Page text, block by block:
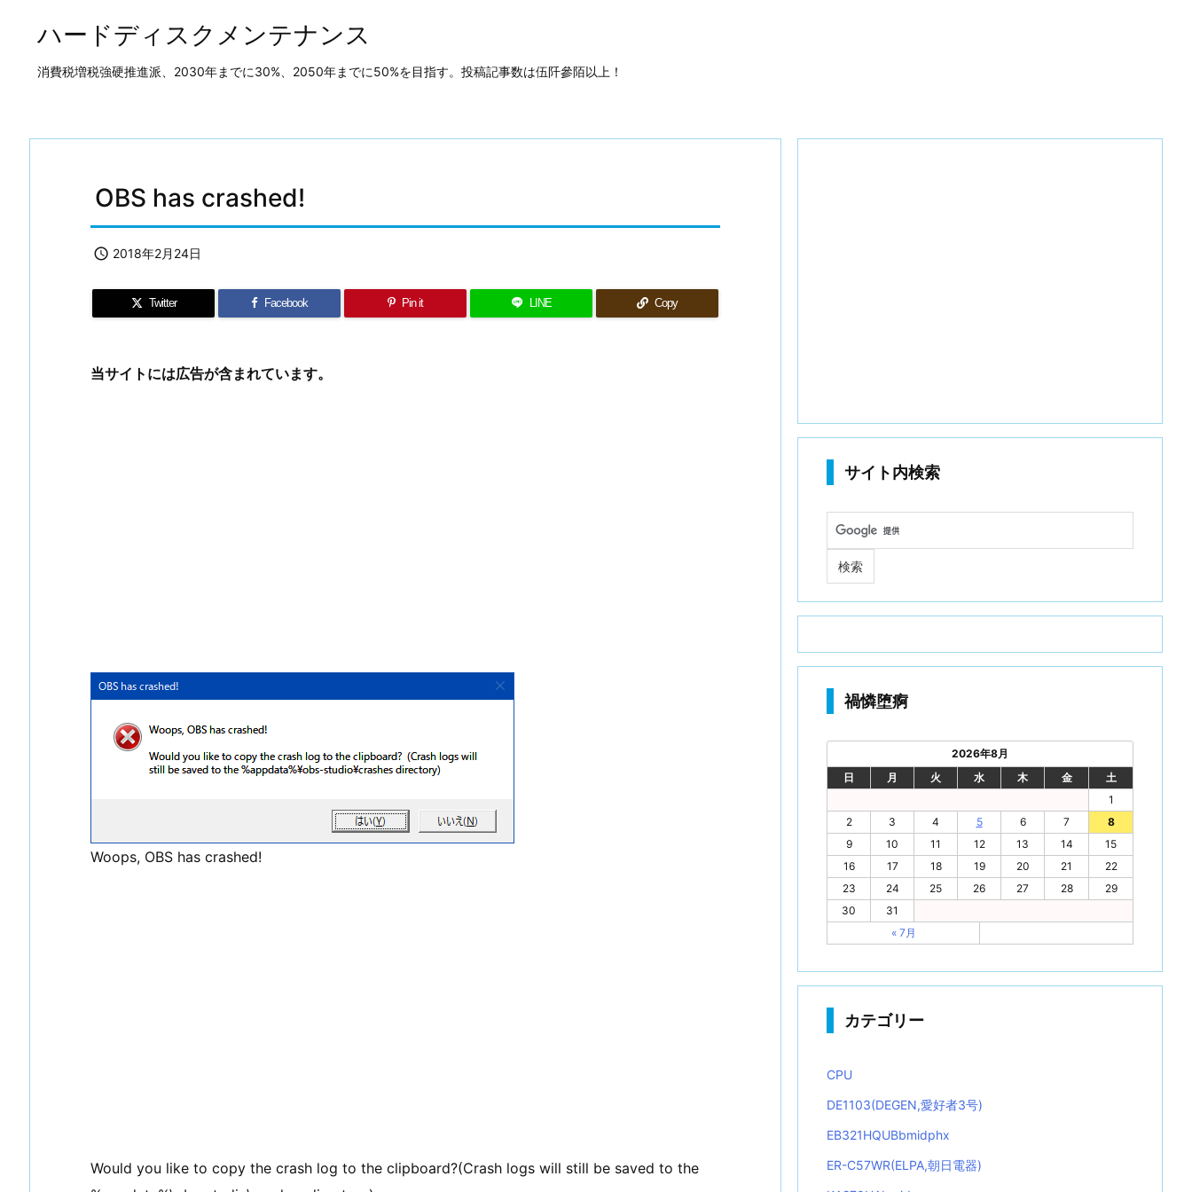
ハードディスクメンテナンス
消費税増税強硬推進派、2030年までに30%、2050年までに50%を目指す。投稿記事数は伍阡參陌以上！
OBS has crashed!
 2018年2月24日
Twitter Facebook Pin it LINE Copy
当サイトには広告が含まれています。
Woops, OBS has crashed!
Would you like to copy the crash log to the clipboard?(Crash logs will still be saved to the
サイト内検索
禍憐堕痾
2026年8月
日
月 火 水 木 金
土
1
2
3 4 5 6 7
8
9
10 11 12 13 14
15
16
17 18 19 20 21
22
23
24 25 26 27 28
29
30
31
« 7月
カテゴリー
CPU
DE1103(DEGEN,愛好者3号)
EB321HQUBbmidphx
ER-C57WR(ELPA,朝日電器)